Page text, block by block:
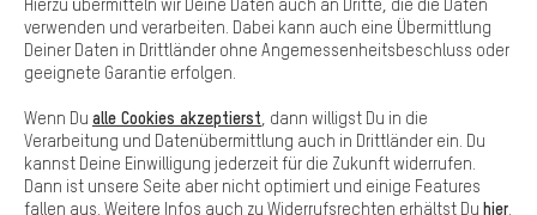
Versandkostenfür Lieferung nachUSA.
Basis-Cookies gewährleisten, dass Du unsere Webseite
grundsätzlich nutzen kannst.
Hierzu übermitteln wir Deine Daten auch an Dritte, die die Daten
verwenden und verarbeiten. Dabei kann auch eine Übermittlung
Deiner Daten in Drittländer ohne Angemessenheitsbeschluss oder
geeignete Garantie erfolgen.
Wenn Du alle Cookies akzeptierst , dann willigst Du in die
Verarbeitung und Datenübermittlung auch in Drittländer ein. Du
kannst Deine Einwilligung jederzeit für die Zukunft widerrufen.
Dann ist unsere Seite aber nicht optimiert und einige Features
fallen aus. Weitere Infos auch zu Widerrufsrechten erhältst Du hier